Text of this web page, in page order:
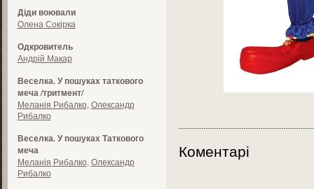
Діди воювали
Олена Сокірка
Одкровитель
Андрій Макар
Веселка. У пошуках таткового
меча /тритмент/
Меланія Рибалко Олександр
Рибалко
Веселка. У пошуках Таткового
меча
Меланія Рибалко Олександр
Рибалко
Коментарі